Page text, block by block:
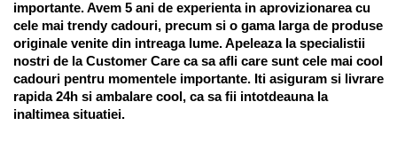
importante. Avem 5 ani de experienta in aprovizionarea cu
cele mai trendy cadouri, precum si o gama larga de produse
originale venite din intreaga lume. Apeleaza la specialistii
nostri de la Customer Care ca sa afli care sunt cele mai cool
cadouri pentru momentele importante. Iti asiguram si livrare
rapida 24h si ambalare cool, ca sa fii intotdeauna la
inaltimea situatiei.